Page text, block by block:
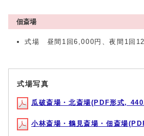
佃斎場
式場 昼間1回6,000円、夜間1回
式場写真
瓜破斎場・北斎場(PDF形式,
小林斎場・鶴見斎場・佃斎場